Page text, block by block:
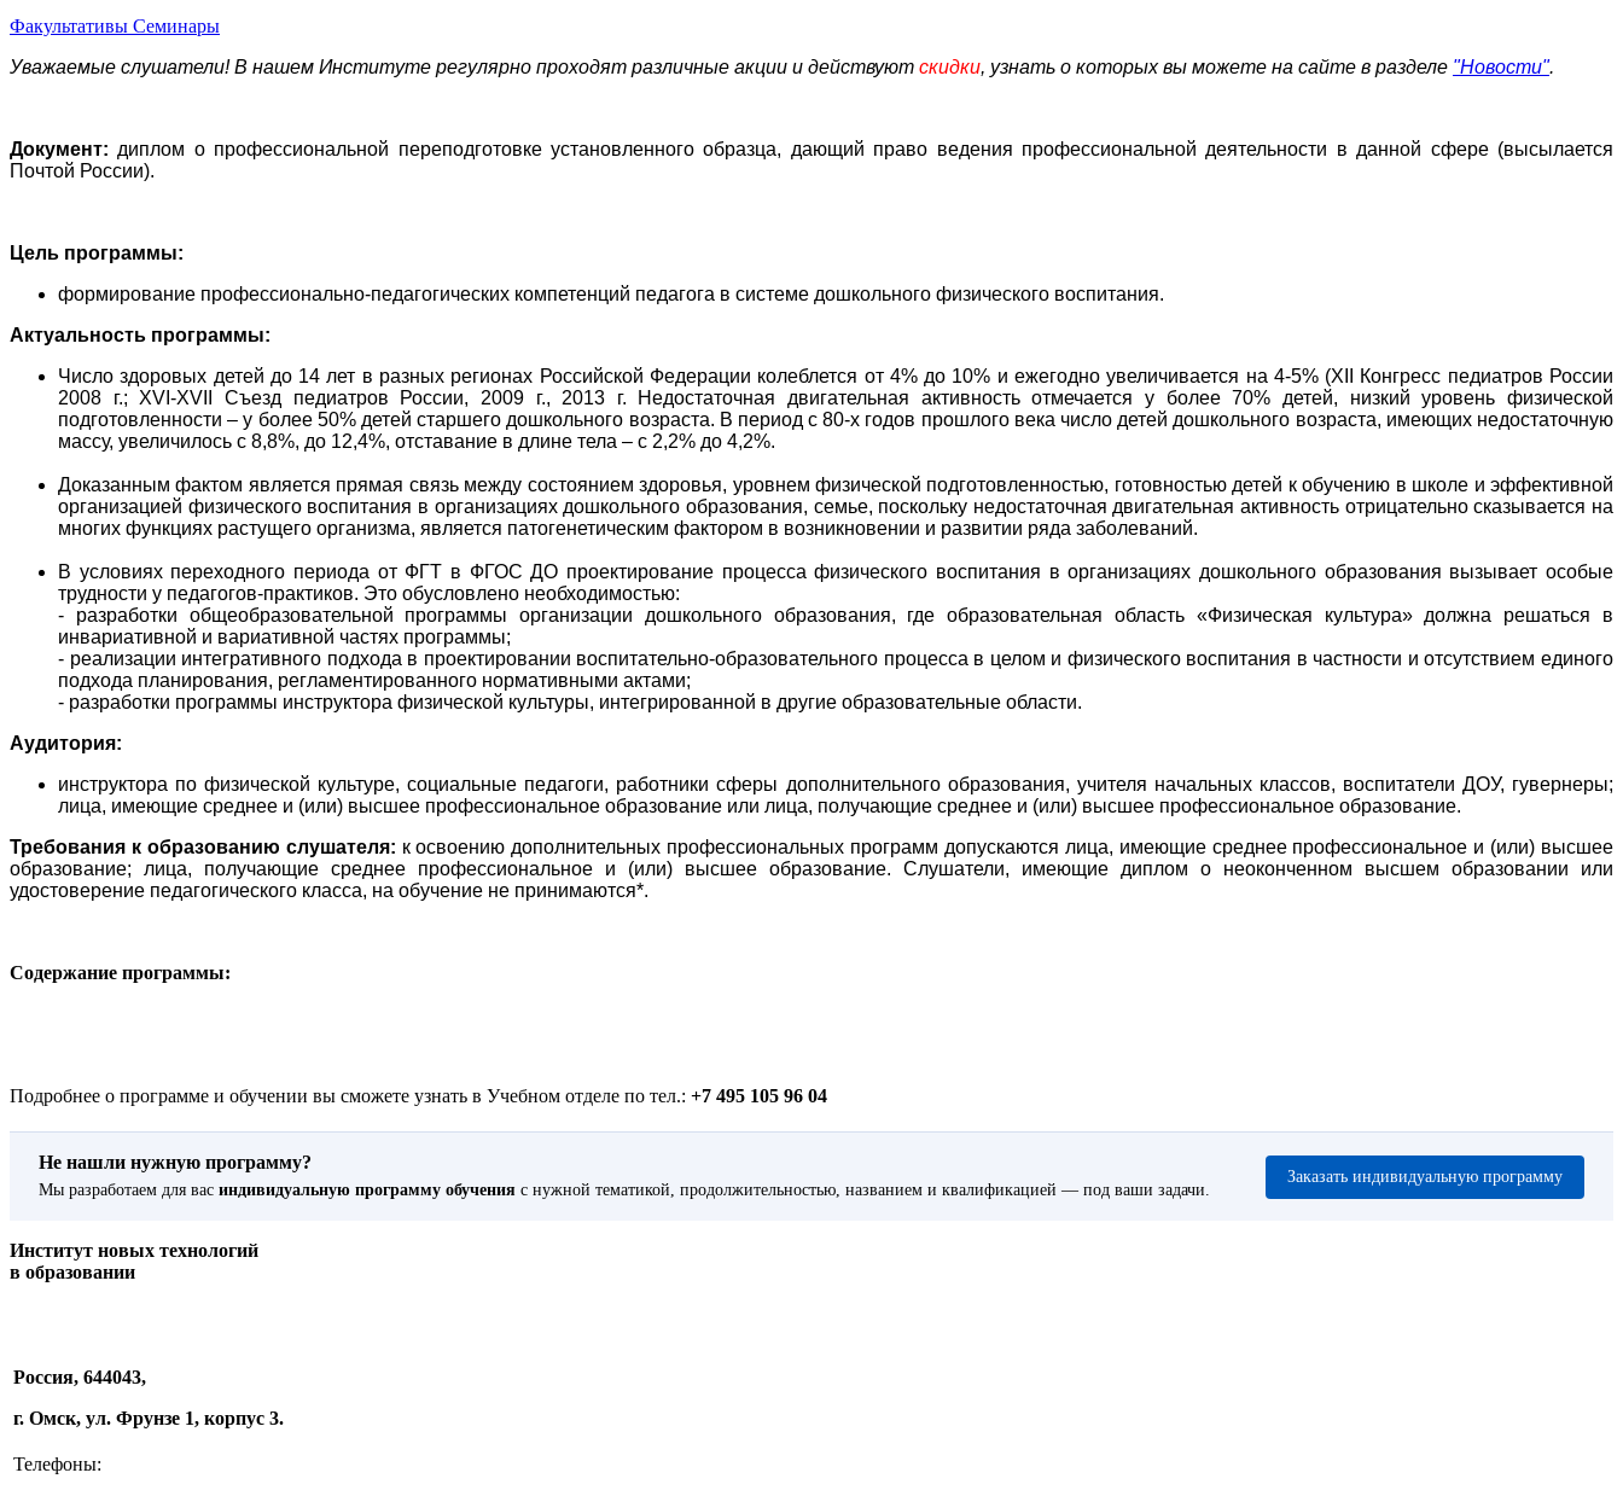
Факультативы Семинары
Уважаемые слушатели! В нашем Институте регулярно проходят различные акции и действуют скидки, узнать о которых вы можете на сайте в разделе "Новости".
Документ: диплом о профессиональной переподготовке установленного образца, дающий право ведения профессиональной деятельности в данной сфере (высылается
Почтой России).
Цель программы:
формирование профессионально-педагогических компетенций педагога в системе дошкольного физического воспитания.
Актуальность программы:
Число здоровых детей до 14 лет в разных регионах Российской Федерации колеблется от 4% до 10% и ежегодно увеличивается на 4-5% (XII Конгресс педиатров России
2008 г.; XVI-XVII Съезд педиатров России, 2009 г., 2013 г. Недостаточная двигательная активность отмечается у более 70% детей, низкий уровень физической
подготовленности – у более 50% детей старшего дошкольного возраста. В период с 80-х годов прошлого века число детей дошкольного возраста, имеющих недостаточную
массу, увеличилось с 8,8%, до 12,4%, отставание в длине тела – с 2,2% до 4,2%.
Доказанным фактом является прямая связь между состоянием здоровья, уровнем физической подготовленностью, готовностью детей к обучению в школе и эффективной
организацией физического воспитания в организациях дошкольного образования, семье, поскольку недостаточная двигательная активность отрицательно сказывается на
многих функциях растущего организма, является патогенетическим фактором в возникновении и развитии ряда заболеваний.
В условиях переходного периода от ФГТ в ФГОС ДО проектирование процесса физического воспитания в организациях дошкольного образования вызывает особые
трудности у педагогов-практиков. Это обусловлено необходимостью:
- разработки общеобразовательной программы организации дошкольного образования, где образовательная область «Физическая культура» должна решаться в
инвариативной и вариативной частях программы;
- реализации интегративного подхода в проектировании воспитательно-образовательного процесса в целом и физического воспитания в частности и отсутствием единого
подхода планирования, регламентированного нормативными актами;
- разработки программы инструктора физической культуры, интегрированной в другие образовательные области.
Аудитория:
инструктора по физической культуре, социальные педагоги, работники сферы дополнительного образования, учителя начальных классов, воспитатели ДОУ, гувернеры;
лица, имеющие среднее и (или) высшее профессиональное образование или лица, получающие среднее и (или) высшее профессиональное образование.
Требования к образованию слушателя: к освоению дополнительных профессиональных программ допускаются лица, имеющие среднее профессиональное и (или) высшее
образование; лица, получающие среднее профессиональное и (или) высшее образование. Слушатели, имеющие диплом о неоконченном высшем образовании или
удостоверение педагогического класса, на обучение не принимаются*.
Содержание программы:
Подробнее о программе и обучении вы сможете узнать в Учебном отделе по тел.: +7 495 105 96 04
Не нашли нужную программу?
Мы разработаем для вас индивидуальную программу обучения с нужной тематикой, продолжительностью, названием и квалификацией — под ваши задачи.
Заказать индивидуальную программу
Институт новых технологий
в образовании
Россия, 644043,
г. Омск, ул. Фрунзе 1, корпус 3.
Телефоны: